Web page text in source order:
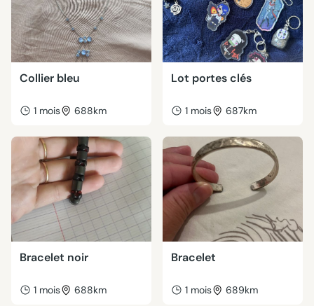
Collier bleu
1 mois 688km
Lot portes clés
1 mois 687km
Bracelet noir
1 mois 688km
Bracelet
1 mois 689km